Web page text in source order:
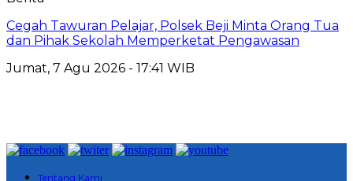
Cegah Tawuran Pelajar, Polsek Beji Minta Orang Tua
dan Pihak Sekolah Memperketat Pengawasan
Jumat, 7 Agu 2026 - 17:41 WIB
Tentang Kami